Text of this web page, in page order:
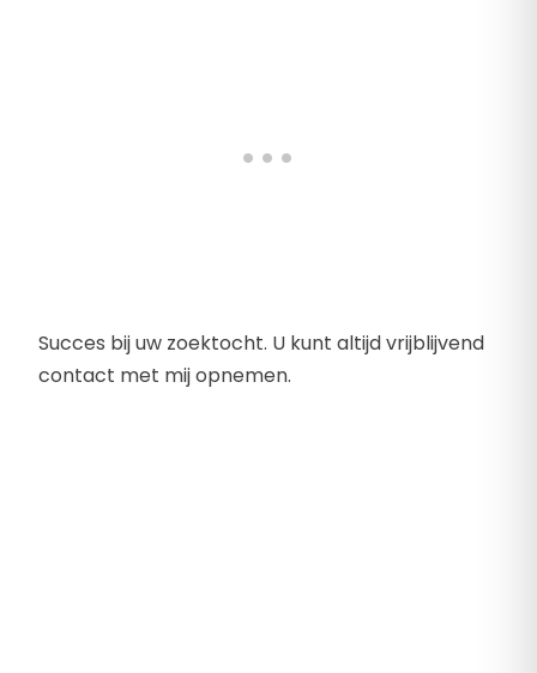
Succes bij uw zoektocht. U kunt altijd vrijblijvend
contact met mij opnemen.